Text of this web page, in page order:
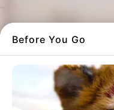
Before You Go